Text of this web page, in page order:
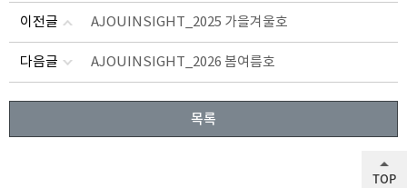
이전글 AJOUINSIGHT_2025 가을겨울호
다음글 AJOUINSIGHT_2026 봄여름호
목록
TOP